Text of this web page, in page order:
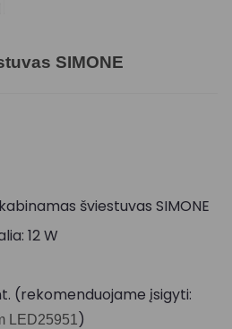
SIMONE
šviestuvas SIMONE
12 W
(rekomenduojame įsigyti:
LED25951 )